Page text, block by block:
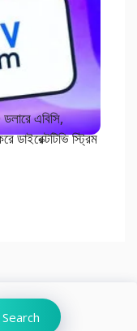
এবিসি,
ডাইরেক্টটিভি স্ট্রিম
Search